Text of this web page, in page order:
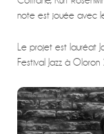
note est jouée avec
Le projet est lauréat
Festival Jazz à